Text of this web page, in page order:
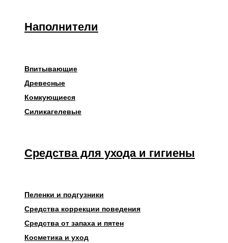
Наполнители
Впитывающие
Древесные
Комкующиеся
Силикагелевые
Средства для ухода и гигиены
Пеленки и подгузники
Средства коррекции поведения
Средства от запаха и пятен
Косметика и уход